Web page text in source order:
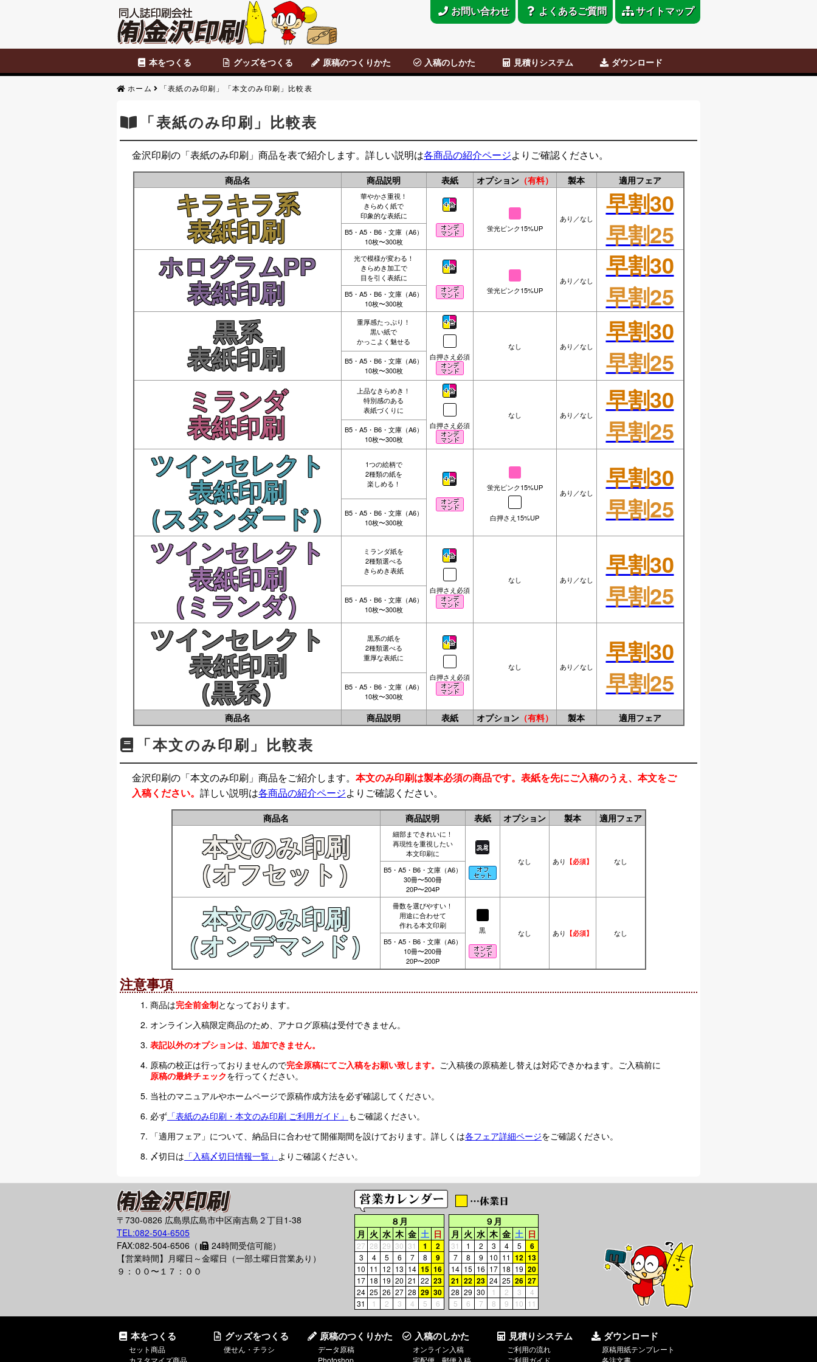
お問い合わせ よくあるご質問 サイトマップ
本をつくる
セット商品
カスタマイズ商品
表紙のみ印刷
本文のみ印刷
グッズをつくる
便せん・チラシ
原稿のつくりかた 入稿のしかた 見積りシステム ダウンロード
ホーム 「表紙のみ印刷」「本文のみ印刷」比較表
「表紙のみ印刷」比較表
金沢印刷の「表紙のみ印刷」商品を表で紹介します。詳しい説明は各商品の紹介ページよりご確認ください。
商品名 商品説明 表紙 オプション（有料） 製本 適用フェア
キラキラ系
表紙印刷
華やかさ重視！
きらめく紙で
印象的な表紙に
蛍光ピンク15%UP
あり／なし
早割30
早割25
B5・A5・B6・文庫（A6）
10枚〜300枚
ホログラムPP
表紙印刷
光で模様が変わる！
きらめき加工で
目を引く表紙に
蛍光ピンク15%UP
あり／なし
早割30
早割25
B5・A5・B6・文庫（A6）
10枚〜300枚
黒系
表紙印刷
重厚感たっぷり！
黒い紙で
かっこよく魅せる
白押さえ必須
なし あり／なし
早割30
早割25
B5・A5・B6・文庫（A6）
10枚〜300枚
ミランダ
表紙印刷
上品なきらめき！
特別感のある
表紙づくりに
白押さえ必須
なし あり／なし
早割30
早割25
B5・A5・B6・文庫（A6）
10枚〜300枚
ツインセレクト
表紙印刷
（スタンダード）
1つの絵柄で
2種類の紙を
楽しめる！
蛍光ピンク15%UP
白押さえ15%UP
あり／なし
早割30
早割25
B5・A5・B6・文庫（A6）
10枚〜300枚
ツインセレクト
表紙印刷
（ミランダ）
ミランダ紙を
2種類選べる
きらめき表紙
白押さえ必須
なし あり／なし
早割30
早割25
B5・A5・B6・文庫（A6）
10枚〜300枚
ツインセレクト
表紙印刷
（黒系）
黒系の紙を
2種類選べる
重厚な表紙に
白押さえ必須
なし あり／なし
早割30
早割25
B5・A5・B6・文庫（A6）
10枚〜300枚
商品名 商品説明 表紙 オプション（有料） 製本 適用フェア
「本文のみ印刷」比較表
金沢印刷の「本文のみ印刷」商品をご紹介します。 本文のみ印刷は製本必須の商品です。表紙を先にご入稿のうえ、本文をご
入稿ください。 詳しい説明は各商品の紹介ページよりご確認ください。
商品名 商品説明 表紙 オプション 製本 適用フェア
本文のみ印刷
（オフセット）
細部まできれいに！
再現性を重視したい
本文印刷に
なし
あり 【必須】
なし
B5・A5・B6・文庫（A6）
30冊〜500冊
20P〜204P
本文のみ印刷
（オンデマンド）
冊数を選びやすい！
用途に合わせて
作れる本文印刷
黒 なし あり 【必須】
なし
B5・A5・B6・文庫（A6）
10冊〜200冊
20P〜200P
注意事項
商品は完全前金制となっております。
オンライン入稿限定商品のため、アナログ原稿は受付できません。
表記以外のオプションは、追加できません。
原稿の校正は行っておりませんので完全原稿にてご入稿をお願い致します。 ご入稿後の原稿差し替えは対応できかねます。ご入稿前に
原稿の最終チェックを行ってください。
当社のマニュアルやホームページで原稿作成方法を必ず確認してください。
必ず 「表紙のみ印刷・本文のみ印刷 ご利用ガイド」 もご確認ください。
「適用フェア」について、納品日に合わせて開催期間を設けております。詳しくは各フェア詳細ページをご確認ください。
〆切日は 「入稿〆切日情報一覧」 よりご確認ください。
〒730-0826 広島県広島市中区南吉島２丁目1-38
TEL:082-504-6505
FAX:082-504-6506（
24時間受信可能）
【営業時間】月曜日～金曜日（一部土曜日営業あり）
９：００〜１７：００
８月
月 火 水 木 金 土 日
27 28 29 30 31 1 2
3 4 5 6 7 8 9
10 11 12 13 14 15 16
17 18 19 20 21 22 23
24 25 26 27 28 29 30
31 1 2 3 4 5 6
９月
月 火 水 木 金 土 日
31 1 2 3 4 5 6
7 8 9 10 11 12 13
14 15 16 17 18 19 20
21 22 23 24 25 26 27
28 29 30 1 2 3
4
5
6 7 8 9 10 11
本をつくる
セット商品
カスタマイズ商品
グッズをつくる
便せん・チラシ
原稿のつくりかた
データ原稿
Photoshop
入稿のしかた
オンライン入稿
宅配便、郵便入稿
見積りシステム
ご利用の流れ
ご利用ガイド
ダウンロード
原稿用紙テンプレート
各注文書